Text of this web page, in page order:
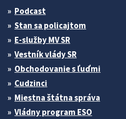
Podcast
Stan sa policajtom
E-služby MV SR
Vestník vlády SR
Obchodovanie s ľuďmi
Cudzinci
Miestna štátna správa
Vládny program ESO